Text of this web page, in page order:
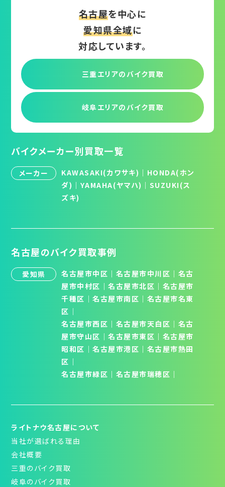
名古屋を中心に
愛知県全域に
対応しています。
三重エリアのバイク買取
岐阜エリアのバイク買取
バイクメーカー別買取一覧
メーカー KAWASAKI(カワサキ) ｜ HONDA(ホン
ダ) ｜ YAMAHA(ヤマハ) ｜ SUZUKI(ス
ズキ)
名古屋のバイク買取事例
愛知県 名古屋市中区 ｜ 名古屋市中川区 ｜ 名古
屋市中村区 ｜名古屋市北区 │ 名古屋市
千種区 │名古屋市南区 │ 名古屋市名東
区 │
名古屋市西区 ｜ 名古屋市天白区 │ 名古
屋市守山区 │名古屋市東区 ｜ 名古屋市
昭和区 │名古屋市港区 ｜ 名古屋市熱田
区 ｜
名古屋市緑区 ｜ 名古屋市瑞穂区 ｜
ライトナウ名古屋について
当社が選ばれる理由
会社概要
三重のバイク買取
岐阜のバイク買取